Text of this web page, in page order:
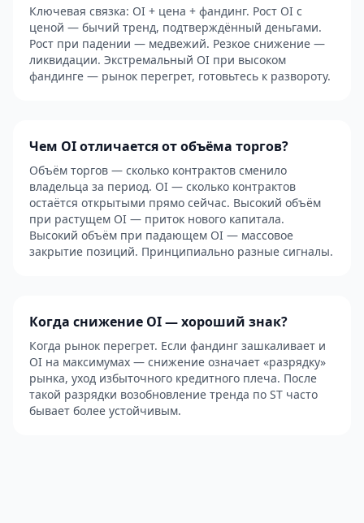
Ключевая связка: OI + цена + фандинг. Рост OI с
ценой — бычий тренд, подтверждённый деньгами.
Рост при падении — медвежий. Резкое снижение —
ликвидации. Экстремальный OI при высоком
фандинге — рынок перегрет, готовьтесь к развороту.
Чем OI отличается от объёма торгов?
Объём торгов — сколько контрактов сменило
владельца за период. OI — сколько контрактов
остаётся открытыми прямо сейчас. Высокий объём
при растущем OI — приток нового капитала.
Высокий объём при падающем OI — массовое
закрытие позиций. Принципиально разные сигналы.
Когда снижение OI — хороший знак?
Когда рынок перегрет. Если фандинг зашкаливает и
OI на максимумах — снижение означает «разрядку»
рынка, уход избыточного кредитного плеча. После
такой разрядки возобновление тренда по ST часто
бывает более устойчивым.